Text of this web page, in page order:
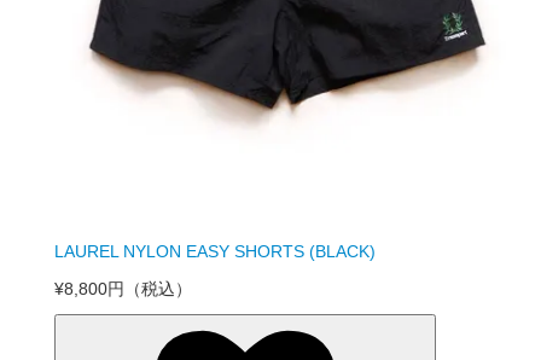
LAUREL NYLON EASY SHORTS (BLACK)
¥8,800円
（税込）